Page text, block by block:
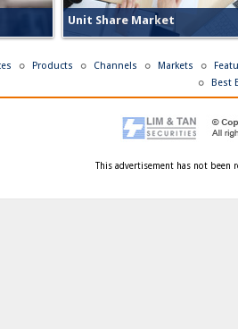
labore et
ex ea
Unit Share Market
eiusmod tempor incididunt ut
dolore magna aliqua. Ut enim ad
minim venia laboris nisi ut aliquip
commodo consequat.
Products Channels Markets
Best
This advertisement has not been